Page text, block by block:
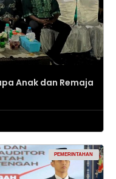
Anak dan Remaja
PEMERINTAHAN